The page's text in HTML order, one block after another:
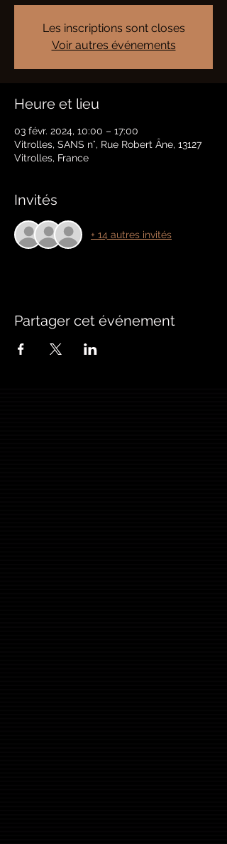
Les inscriptions sont closes
Voir autres événements
Heure et lieu
03 févr. 2024, 10:00 – 17:00
Vitrolles, SANS n°, Rue Robert Âne, 13127
Vitrolles, France
Invités
+ 14 autres invités
Partager cet événement